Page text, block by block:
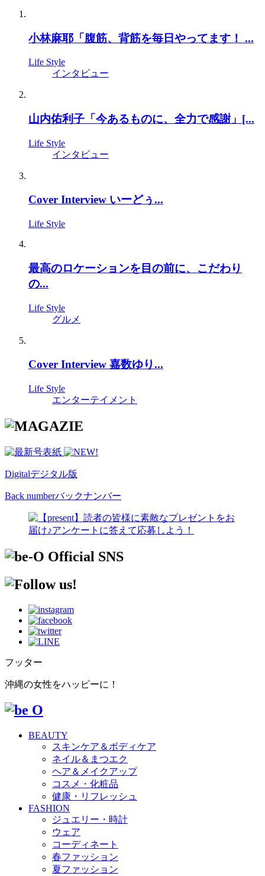
小林麻耶「腹筋、背筋を毎日やってます！ ...
Life Style
インタビュー
山内佑利子「今あるものに、全力で感謝」[...
Life Style
インタビュー
Cover Interview いーどぅ...
Life Style
最高のロケーションを目の前に、こだわり
の...
Life Style
グルメ
Cover Interview 嘉数ゆり...
Life Style
エンターテイメント
Digitalデジタル版
Back numberバックナンバー
フッター
沖縄の女性をハッピーに！
BEAUTY
スキンケア＆ボディケア
ネイル＆まつエク
ヘア＆メイクアップ
コスメ・化粧品
健康・リフレッシュ
FASHION
ジュエリー・時計
ウェア
コーディネート
春ファッション
夏ファッション